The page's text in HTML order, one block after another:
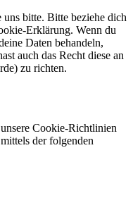
bitte. Bitte beziehe dich
Erklärung. Wenn du
Daten behandeln,
auch das Recht diese an
zu richten.
Cookie-Richtlinien
der folgenden